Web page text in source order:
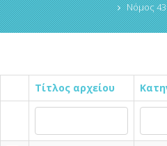
Νόμος
Τίτλος αρχείου